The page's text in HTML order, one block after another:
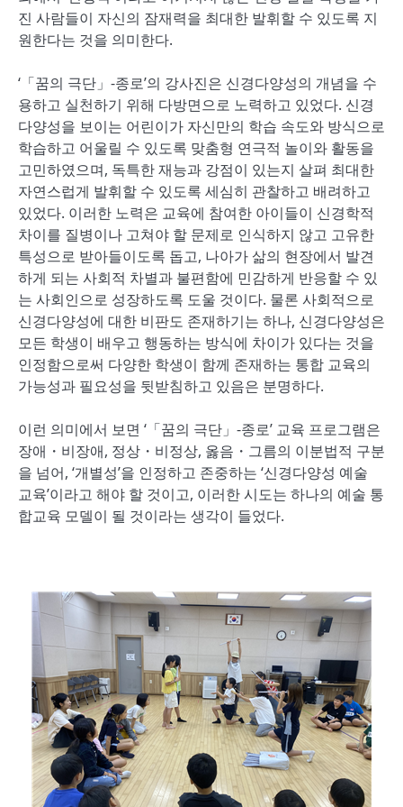
진 사람들이 자신의 잠재력을 최대한 발휘할 수 있도록 지
원한다는 것을 의미한다.
‘「꿈의 극단」-종로’의 강사진은 신경다양성의 개념을 수
용하고 실천하기 위해 다방면으로 노력하고 있었다. 신경
다양성을 보이는 어린이가 자신만의 학습 속도와 방식으로
학습하고 어울릴 수 있도록 맞춤형 연극적 놀이와 활동을
고민하였으며, 독특한 재능과 강점이 있는지 살펴 최대한
자연스럽게 발휘할 수 있도록 세심히 관찰하고 배려하고
있었다. 이러한 노력은 교육에 참여한 아이들이 신경학적
차이를 질병이나 고쳐야 할 문제로 인식하지 않고 고유한
특성으로 받아들이도록 돕고, 나아가 삶의 현장에서 발견
하게 되는 사회적 차별과 불편함에 민감하게 반응할 수 있
는 사회인으로 성장하도록 도울 것이다. 물론 사회적으로
신경다양성에 대한 비판도 존재하기는 하나, 신경다양성은
모든 학생이 배우고 행동하는 방식에 차이가 있다는 것을
인정함으로써 다양한 학생이 함께 존재하는 통합 교육의
가능성과 필요성을 뒷받침하고 있음은 분명하다.
이런 의미에서 보면 ‘「꿈의 극단」-종로’ 교육 프로그램은
장애・비장애, 정상・비정상, 옳음・그름의 이분법적 구분
을 넘어, ‘개별성’을 인정하고 존중하는 ‘신경다양성 예술
교육’이라고 해야 할 것이고, 이러한 시도는 하나의 예술 통
합교육 모델이 될 것이라는 생각이 들었다.